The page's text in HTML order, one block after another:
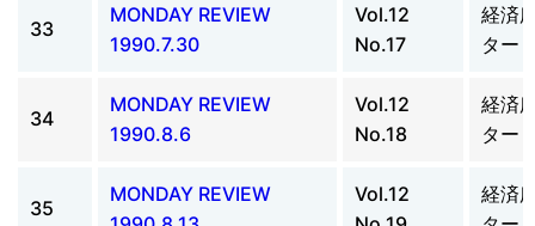
33
MONDAY REVIEW
1990.7.30
Vol.12
No.17
経済
ター
34
MONDAY REVIEW
1990.8.6
Vol.12
No.18
経済
ター
35
MONDAY REVIEW
Vol.12
経済